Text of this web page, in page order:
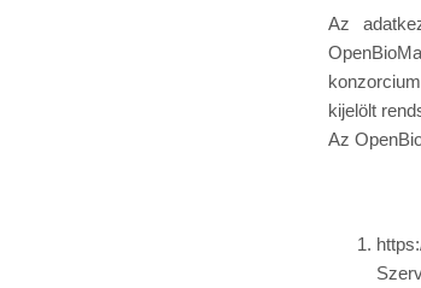
Az
kijelölt
Az